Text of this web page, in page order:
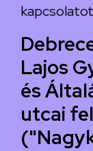
Lajos
és
utcai